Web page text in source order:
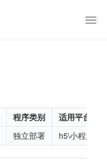
切
程序类别
适用平台
独立部署 h5\小程序